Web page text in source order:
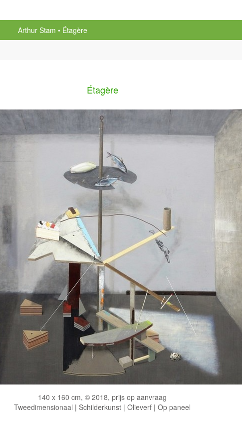
Arthur Stam
Étagère
Étagère
140 x 160 cm, © 2018, prijs op aanvraag
Tweedimensionaal | Schilderkunst | Olieverf | Op paneel